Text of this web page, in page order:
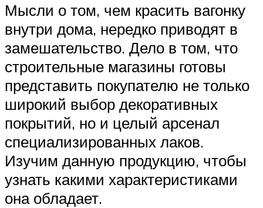
Мысли о том, чем красить вагонку
внутри дома, нередко приводят в
замешательство. Дело в том, что
строительные магазины готовы
представить покупателю не только
широкий выбор декоративных
покрытий, но и целый арсенал
специализированных лаков.
Изучим данную продукцию, чтобы
узнать какими характеристиками
она обладает.